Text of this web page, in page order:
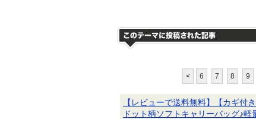
< 6 7 8 9
【レビューで送料無料】【カギ付
ドット柄ソフトキャリーバッグ♪